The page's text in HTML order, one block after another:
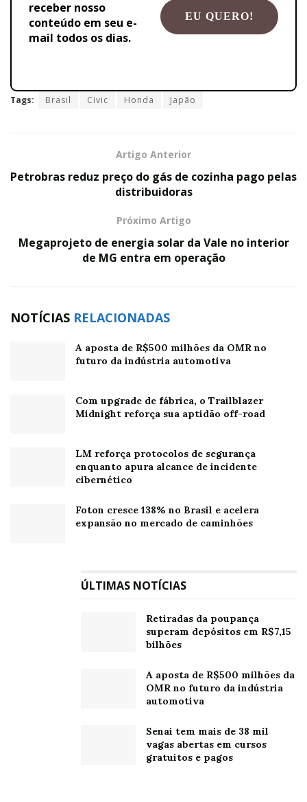
receber nosso
conteúdo em seu e-
mail todos os dias.
Tags: Brasil Civic Honda Japão
Artigo Anterior
Petrobras reduz preço do gás de cozinha pago pelas
distribuidoras
Próximo Artigo
Megaprojeto de energia solar da Vale no interior
de MG entra em operação
NOTÍCIAS RELACIONADAS
A aposta de R$500 milhões da OMR no
futuro da indústria automotiva
Com upgrade de fábrica, o Trailblazer
Midnight reforça sua aptidão off-road
LM reforça protocolos de segurança
enquanto apura alcance de incidente
cibernético
Foton cresce 138% no Brasil e acelera
expansão no mercado de caminhões
ÚLTIMAS NOTÍCIAS
Retiradas da poupança
superam depósitos em R$7,15
bilhões
A aposta de R$500 milhões da
OMR no futuro da indústria
automotiva
Senai tem mais de 38 mil
vagas abertas em cursos
gratuitos e pagos